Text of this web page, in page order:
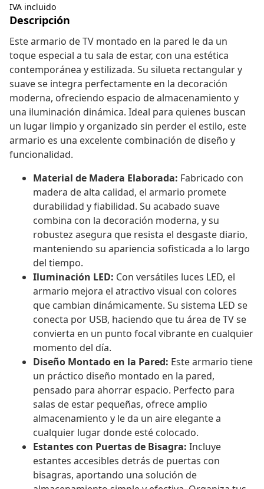
IVA incluido
Descripción
Este armario de TV montado en la pared le da un
toque especial a tu sala de estar, con una estética
contemporánea y estilizada. Su silueta rectangular y
suave se integra perfectamente en la decoración
moderna, ofreciendo espacio de almacenamiento y
una iluminación dinámica. Ideal para quienes buscan
un lugar limpio y organizado sin perder el estilo, este
armario es una excelente combinación de diseño y
funcionalidad.
Material de Madera Elaborada: Fabricado con
madera de alta calidad, el armario promete
durabilidad y fiabilidad. Su acabado suave
combina con la decoración moderna, y su
robustez asegura que resista el desgaste diario,
manteniendo su apariencia sofisticada a lo largo
del tiempo.
Iluminación LED: Con versátiles luces LED, el
armario mejora el atractivo visual con colores
que cambian dinámicamente. Su sistema LED se
conecta por USB, haciendo que tu área de TV se
convierta en un punto focal vibrante en cualquier
momento del día.
Diseño Montado en la Pared: Este armario tiene
un práctico diseño montado en la pared,
pensado para ahorrar espacio. Perfecto para
salas de estar pequeñas, ofrece amplio
almacenamiento y le da un aire elegante a
cualquier lugar donde esté colocado.
Estantes con Puertas de Bisagra: Incluye
estantes accesibles detrás de puertas con
bisagras, aportando una solución de